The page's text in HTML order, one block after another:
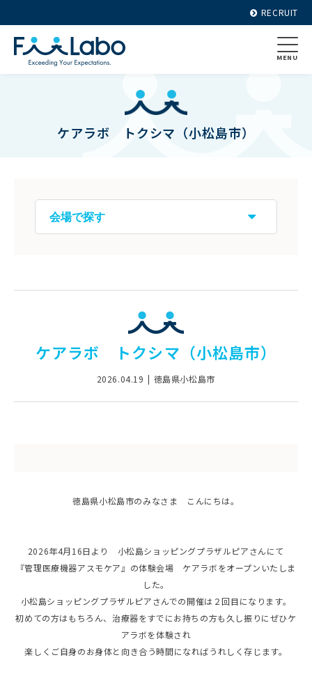
RECRUIT
MENU
ケアラボ トクシマ（小松島市）
ケアラボ トクシマ（小松島市）
2026.04.19 徳島県小松島市
徳島県小松島市のみなさま こんにちは。
2026年4月16日より 小松島ショッピングプラザルピアさんにて
『管理医療機器アスモケア』の体験会場 ケアラボをオープンいたしま
した。
小松島ショッピングプラザルピアさんでの開催は２回目になります。
初めての方はもちろん、治療器をすでにお持ちの方も久し振りにぜひケ
アラボを体験され
楽しくご自身のお身体と向き合う時間になればうれしく存じます。